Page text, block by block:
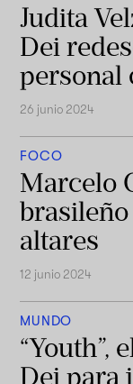
Judita
Dei
personal
26 junio 2024
FOCO
Marcelo
altares
12 junio 2024
MUNDO
“Youth”,
Dei para